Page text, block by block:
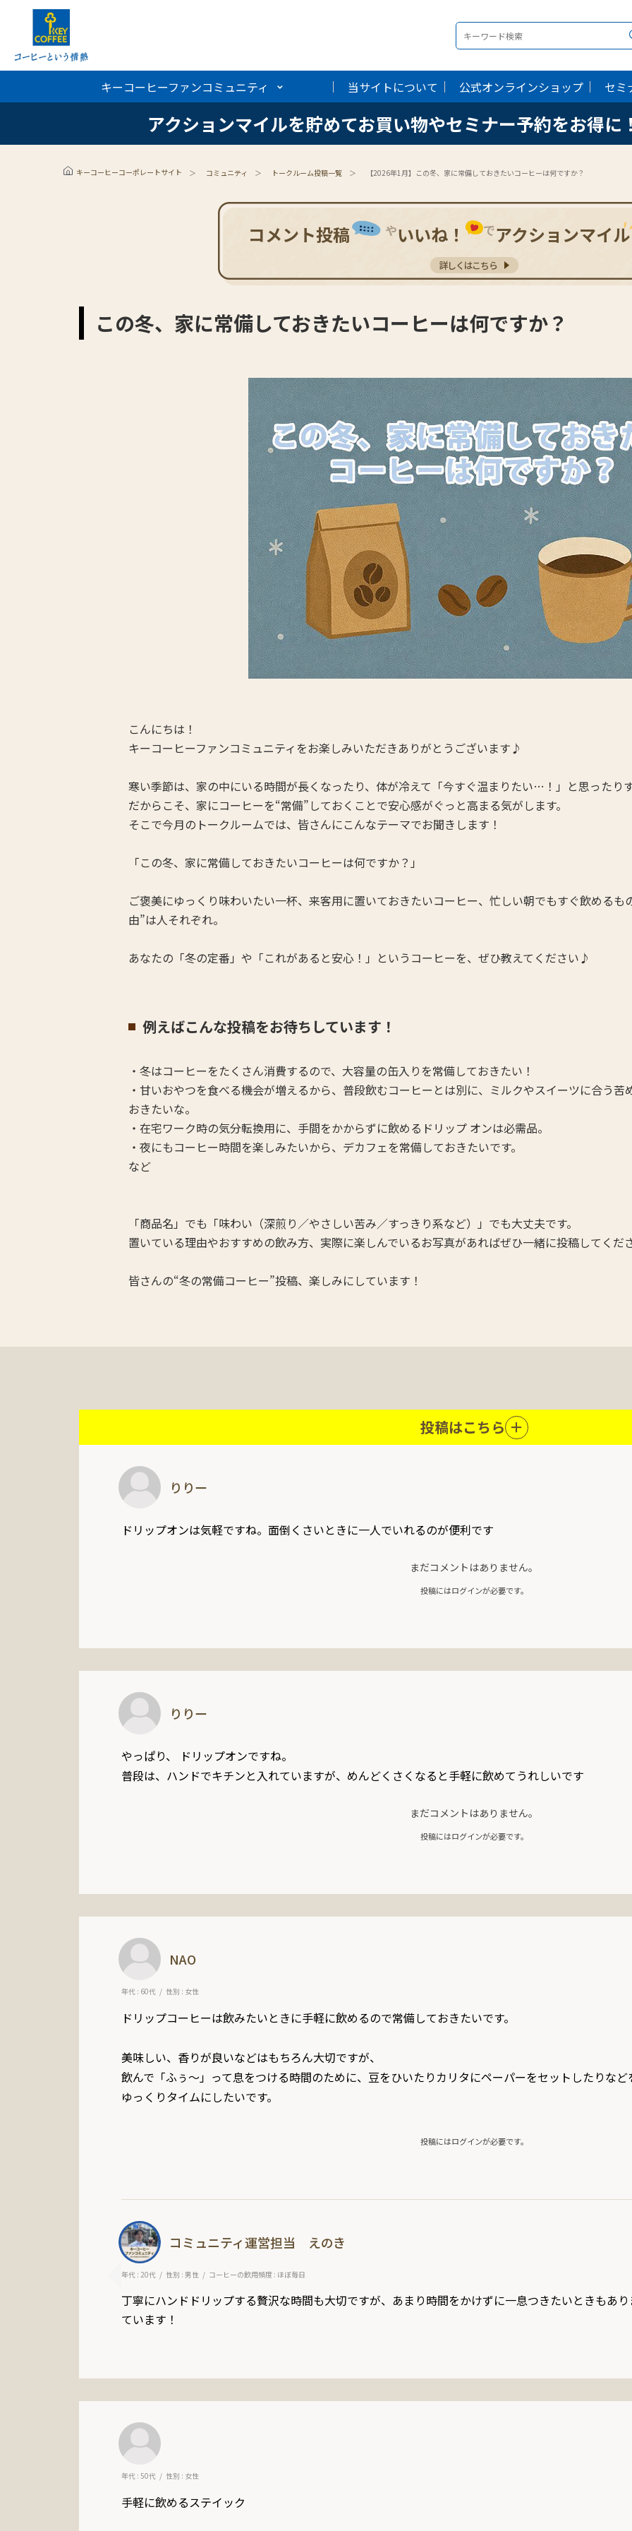
キーコーヒーファンコミュニティ 当サイトについて 公式オンラインショップ セミ
アクションマイルを貯めてお買い物やセミナー予約をお得に！
キーコーヒーファンコミュニティ 当サイトについて 公式オンラインショップ セミ
アクションマイルを貯めてお買い物やセミナー予約をお得に！
キーコーヒーコーポレートサイト コミュニティ トークルーム投稿一覧 【2026年1月】この冬、家に常備しておきたいコーヒーは何ですか？
コメント投稿 やいいね！ でアクションマイル
詳しくはこちら
この冬、家に常備しておきたいコーヒーは何ですか？
こんにちは！
キーコーヒーファンコミュニティをお楽しみいただきありがとうございます♪
寒い季節は、家の中にいる時間が長くなったり、体が冷えて「今すぐ温まりたい…！」と思ったり
だからこそ、家にコーヒーを“常備”しておくことで安心感がぐっと高まる気がします。
そこで今月のトークルームでは、皆さんにこんなテーマでお聞きします！
「この冬、家に常備しておきたいコーヒーは何ですか？」
ご褒美にゆっくり味わいたい一杯、来客用に置いておきたいコーヒー、忙しい朝でもすぐ飲める
由”は人それぞれ。
あなたの「冬の定番」や「これがあると安心！」というコーヒーを、ぜひ教えてください♪
例えばこんな投稿をお待ちしています！
・冬はコーヒーをたくさん消費するので、大容量の缶入りを常備しておきたい！
・甘いおやつを食べる機会が増えるから、普段飲むコーヒーとは別に、ミルクやスイーツに合う
おきたいな。
・在宅ワーク時の気分転換用に、手間をかからずに飲めるドリップ オンは必需品。
・夜にもコーヒー時間を楽しみたいから、デカフェを常備しておきたいです。
など
「商品名」でも「味わい（深煎り／やさしい苦み／すっきり系など）」でも大丈夫です。
置いている理由やおすすめの飲み方、実際に楽しんでいるお写真があればぜひ一緒に投稿してくだ
皆さんの“冬の常備コーヒー”投稿、楽しみにしています！
りりー
ドリップオンは気軽ですね。面倒くさいときに一人でいれるのが便利です
まだコメントはありません。
投稿にはログインが必要です。
りりー
やっぱり、 ドリップオンですね。
普段は、ハンドでキチンと入れていますが、めんどくさくなると手軽に飲めてうれしいです
まだコメントはありません。
投稿にはログインが必要です。
NAO
年代 : 60代 性別 : 女性
ドリップコーヒーは飲みたいときに手軽に飲めるので常備しておきたいです。
美味しい、香りが良いなどはもちろん大切ですが、
飲んで「ふぅ～」って息をつける時間のために、豆をひいたりカリタにペーパーをセットしたりなど
ゆっくりタイムにしたいです。
コミュニティ運営担当 えのき
年代 : 20代 性別 : 男性 コーヒーの飲用頻度 : ほぼ毎日
丁寧にハンドドリップする贅沢な時間も大切ですが、あまり時間をかけずに一息つきたいときもあ
ています！
投稿にはログインが必要です。
年代 : 50代 性別 : 女性
手軽に飲めるステイック
投稿はこちら